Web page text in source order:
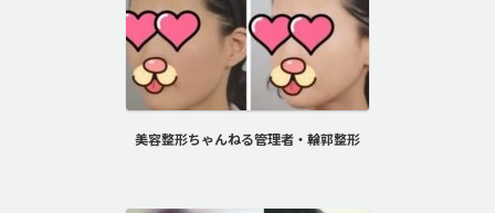
ご相談のお問い合わせ
美容整形ちゃんねる管理者・輪郭整形